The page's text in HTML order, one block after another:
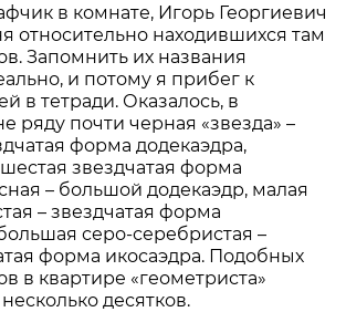
в комнате, Игорь Георгиевич
относительно находившихся там
Запомнить их названия
и потому я прибег к
в тетради. Оказалось, в
ряду почти черная «звезда» –
форма додекаэдра,
звездчатая форма
– большой додекаэдр, малая
– звездчатая форма
серо-серебристая –
форма икосаэдра. Подобных
в квартире «геометриста»
десятков.